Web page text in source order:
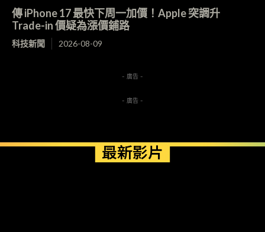
傳 iPhone 17 最快下周一加價！Apple 突調升
Trade-in 價疑為漲價鋪路
科技新聞 2026-08-09
- 廣告 -
- 廣告 -
最新影片